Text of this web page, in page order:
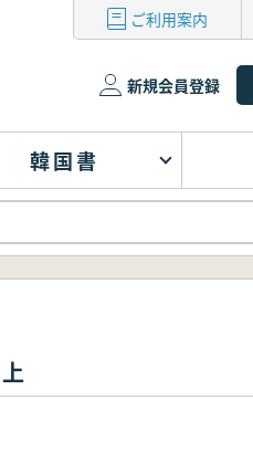
ご利用案内
新規会員登録
韓国書